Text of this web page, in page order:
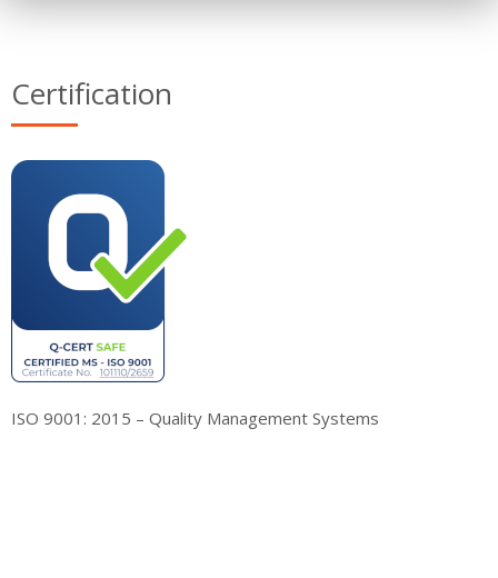
Certification
ISO 9001: 2015 – Quality Management Systems